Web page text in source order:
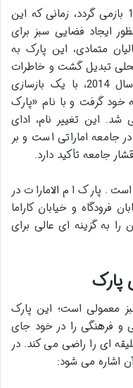
تاریخچه پارک ام الامارات به سال 1982 بازمی گردد، زمانی که این
ایجاد فضایی سبز برای
متمادی، این پارک به
تبدیل گشت و خاطرات
بسیاری را برای نسل ها رقم زد. در سال 2014، با یک بازسازی
خود گرفت و با نام «پارک
شد. این تغییر نام، ادای
جامعه اماراتی است و بر
جامعه تأکید دارد.
پارک ام الامارات در
فرودگاه و خیابان کاراما
به گزینه ای عالی برای
پارک
معمولی است؛ این پارک
و فرهنگی را در خود جای
ای را راضی می کند. در
اشاره می شود: